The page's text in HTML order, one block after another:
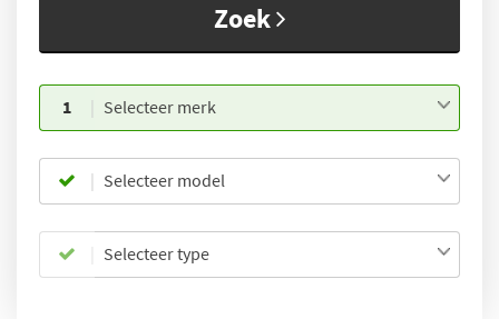
Zoek
1 Selecteer merk
Selecteer model
Selecteer type